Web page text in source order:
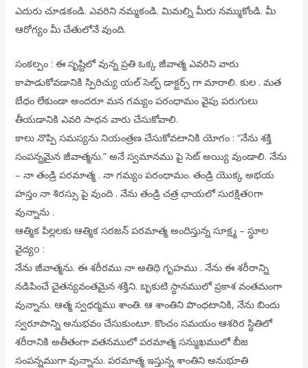
ఎదురు చూడకండి. ఎవరిని నమ్మకండి. మిమల్ని మీరు నమ్ముకోండి. మీ
ఆరోగ్యం మీ చేతులోనే వుంది.
సంకల్పం : ఈ సృష్టిలో వున్న ప్రతి ఒక్క జీవాత్మ ఎవరిని వారు
కాపాడుకోవడానికి స్పిరిచ్యు యల్ సెల్ఫ్ డాక్టర్స్ గా మారాలి. కుల . మత
బేధం లేకుండా అందరూ మన గమ్యం పరంధామం వైపు పరుగులు
తీయడానికి ఎవరి సాధన వారు చేసుకోవాలి.
కాలు నొప్పి సమస్యను నియంత్రణ చేసుకోవటానికి యోగం : “నేను శక్తి
సంపన్నమైన జీవాత్మను.” అనే స్వమానము పై సెట్ అయ్యి వుండాలి. నేను
– నా తండ్రి పరమాత్మ . నా గమ్యం పరంధామం. తండ్రి యొక్క అభయ
హస్తం నా శిరస్సు పై వుంది . నేను తండ్రి చత్ర ఛాయలో సురక్షితoగా
వున్నాను .
ఆత్మిక పిల్లలకు ఆత్మిక సరజన్ పరమాత్మ అందిస్తున్న సూక్ష్మ – స్థూల
వైద్యo :
నేను జీవాత్మను. ఈ శరీరము నా అతిధి గృహము . నేను ఈ శరీరాన్ని
నడిపించే చైతన్యవంతమైన శక్తిని. బృకుటి స్థానములో ప్రకాశ వంతమంగా
వున్నాను. ఆత్మ స్వధర్మము శాంతి. ఆ శాంతిని పొంధటానికి, నేను బిందు
స్వరూపాన్ని అనుభవం చేసుకుంటూ. కొంచం సమయం ఆశరిర స్థితిలో
శరీరానికి అతీతంగా వతనములో పరమాత్మ సన్ముఖములో బీజ
సంపన్నముగా వున్నాను. పరమాత్మ ఇస్తున్న శాంతిని అనుభూతి